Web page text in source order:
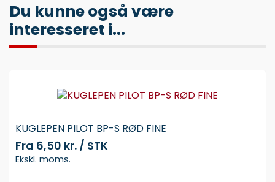
Du kunne også være
interesseret i...
KUGLEPEN PILOT BP-S RØD FINE
Fra 6,50 kr. / STK
Ekskl. moms.